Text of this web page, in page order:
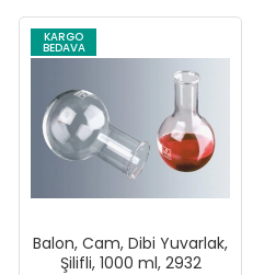
KARGO
BEDAVA
Balon, Cam, Dibi Yuvarlak,
Şilifli, 1000 ml, 2932